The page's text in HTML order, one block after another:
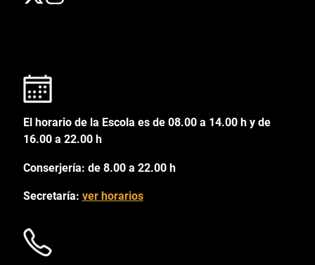
El horario de la Escola es de 08.00 a 14.00 h y de
16.00 a 22.00 h
Conserjería: de 8.00 a 22.00 h
Secretaría: ver horarios